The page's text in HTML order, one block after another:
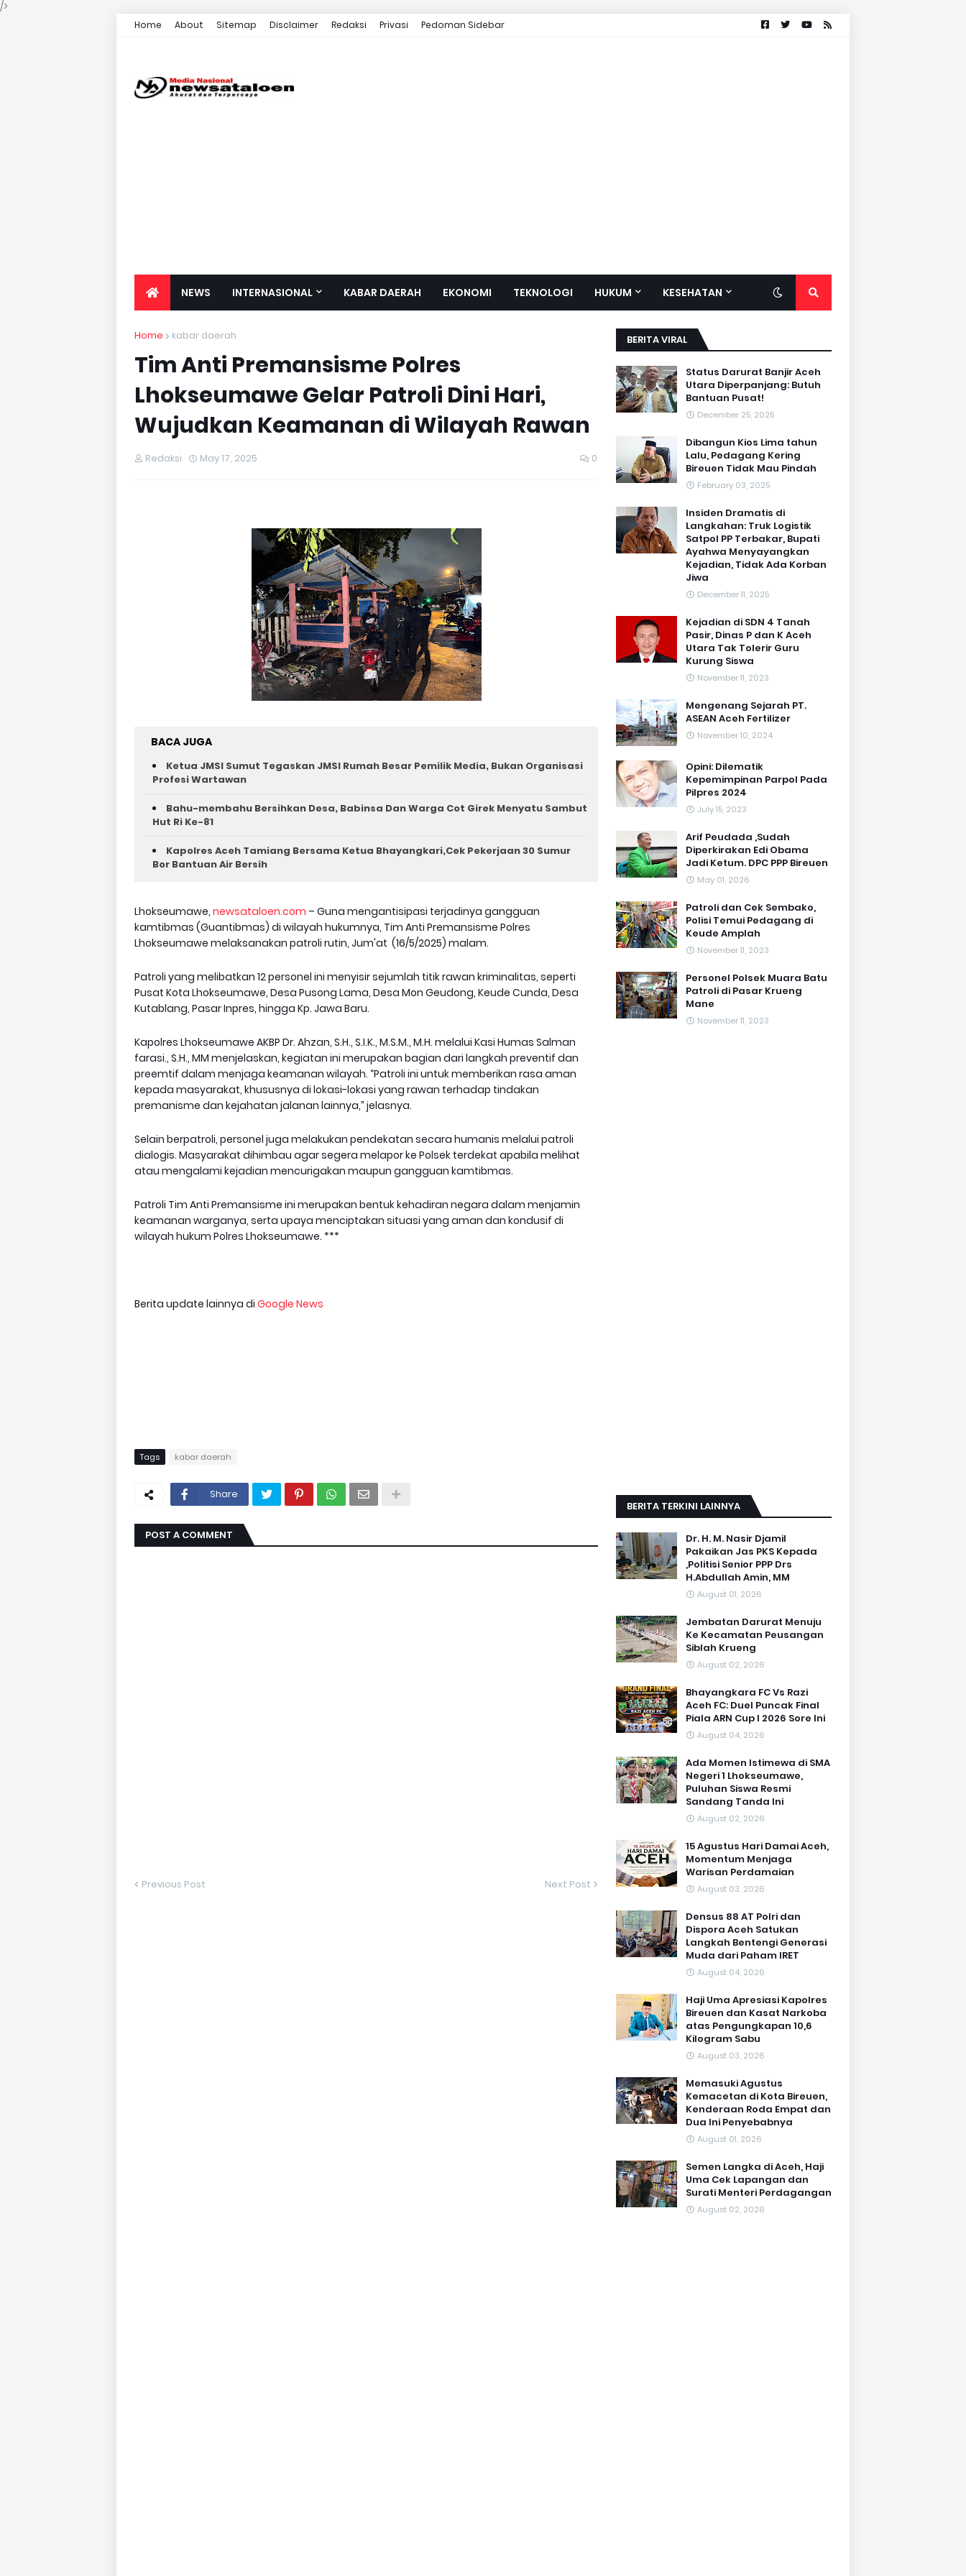
/>
Home About Sitemap Disclaimer Redaksi Privasi Pedoman Sidebar
NEWS INTERNASIONAL KABAR DAERAH EKONOMI TEKNOLOGI HUKUM KESEHATAN
Home kabar daerah
Tim Anti Premansisme Polres
Lhokseumawe Gelar Patroli Dini Hari,
Wujudkan Keamanan di Wilayah Rawan
Redaksi May 17, 2025 0
BACA JUGA
Ketua JMSI Sumut Tegaskan JMSI Rumah Besar Pemilik Media, Bukan Organisasi
Profesi Wartawan
Bahu-membahu Bersihkan Desa, Babinsa Dan Warga Cot Girek Menyatu Sambut
Hut Ri Ke-81 ‎
Kapolres Aceh Tamiang Bersama Ketua Bhayangkari,Cek Pekerjaan 30 Sumur
Bor Bantuan Air Bersih
Lhokseumawe, newsataloen.com – Guna mengantisipasi terjadinya gangguan
kamtibmas (Guantibmas) di wilayah hukumnya, Tim Anti Premansisme Polres
Lhokseumawe melaksanakan patroli rutin, Jum'at (16/5/2025) malam.
Patroli yang melibatkan 12 personel ini menyisir sejumlah titik rawan kriminalitas, seperti
Pusat Kota Lhokseumawe, Desa Pusong Lama, Desa Mon Geudong, Keude Cunda, Desa
Kutablang, Pasar Inpres, hingga Kp. Jawa Baru.
Kapolres Lhokseumawe AKBP Dr. Ahzan, S.H., S.I.K., M.S.M., M.H. melalui Kasi Humas Salman
farasi., S.H., MM menjelaskan, kegiatan ini merupakan bagian dari langkah preventif dan
preemtif dalam menjaga keamanan wilayah. “Patroli ini untuk memberikan rasa aman
kepada masyarakat, khususnya di lokasi-lokasi yang rawan terhadap tindakan
premanisme dan kejahatan jalanan lainnya,” jelasnya.
Selain berpatroli, personel juga melakukan pendekatan secara humanis melalui patroli
dialogis. Masyarakat dihimbau agar segera melapor ke Polsek terdekat apabila melihat
atau mengalami kejadian mencurigakan maupun gangguan kamtibmas.
Patroli Tim Anti Premansisme ini merupakan bentuk kehadiran negara dalam menjamin
keamanan warganya, serta upaya menciptakan situasi yang aman dan kondusif di
wilayah hukum Polres Lhokseumawe. ***
Berita update lainnya di Google News
Tags kabar daerah
Share
POST A COMMENT
Previous Post Next Post
BERITA VIRAL
Status Darurat Banjir Aceh
Utara Diperpanjang: Butuh
Bantuan Pusat!
December 25, 2025
Dibangun Kios Lima tahun
Lalu, Pedagang Kering
Bireuen Tidak Mau Pindah
February 03, 2025
Insiden Dramatis di
Langkahan: Truk Logistik
Satpol PP Terbakar, Bupati
Ayahwa Menyayangkan
Kejadian, Tidak Ada Korban
Jiwa
December 11, 2025
Kejadian di SDN 4 Tanah
Pasir, Dinas P dan K Aceh
Utara Tak Tolerir Guru
Kurung Siswa
November 11, 2023
Mengenang Sejarah PT.
ASEAN Aceh Fertilizer
November 10, 2024
Opini: Dilematik
Kepemimpinan Parpol Pada
Pilpres 2024
July 15, 2023
Arif Peudada ,Sudah
Diperkirakan Edi Obama
Jadi Ketum. DPC PPP Bireuen
May 01, 2026
Patroli dan Cek Sembako,
Polisi Temui Pedagang di
Keude Amplah
November 11, 2023
Personel Polsek Muara Batu
Patroli di Pasar Krueng
Mane
November 11, 2023
BERITA TERKINI LAINNYA
Dr. H. M. Nasir Djamil
Pakaikan Jas PKS Kepada
,Politisi Senior PPP Drs
H.Abdullah Amin, MM
August 01, 2026
Jembatan Darurat Menuju
Ke Kecamatan Peusangan
Siblah Krueng
August 02, 2026
Bhayangkara FC Vs Razi
Aceh FC: Duel Puncak Final
Piala ARN Cup I 2026 Sore Ini
August 04, 2026
Ada Momen Istimewa di SMA
Negeri 1 Lhokseumawe,
Puluhan Siswa Resmi
Sandang Tanda Ini
August 02, 2026
15 Agustus Hari Damai Aceh,
Momentum Menjaga
Warisan Perdamaian
August 03, 2026
Densus 88 AT Polri dan
Dispora Aceh Satukan
Langkah Bentengi Generasi
Muda dari Paham IRET
August 04, 2026
Haji Uma Apresiasi Kapolres
Bireuen dan Kasat Narkoba
atas Pengungkapan 10,6
Kilogram Sabu
August 03, 2026
Memasuki Agustus
Kemacetan di Kota Bireuen,
Kenderaan Roda Empat dan
Dua Ini Penyebabnya
August 01, 2026
Semen Langka di Aceh, Haji
Uma Cek Lapangan dan
Surati Menteri Perdagangan
August 02, 2026